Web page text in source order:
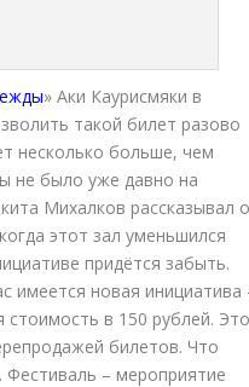
» Аки Каурисмяки в
такой билет разово
несколько больше, чем
не было уже давно на
Михалков рассказывал
этот зал уменьшился
придётся забыть.
имеется новая инициатива
стоимость в 150 рублей.
билетов. Что
Фестиваль – мероприятие